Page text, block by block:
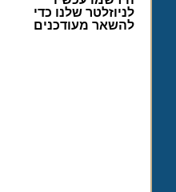
לניוזלטר שלנו כדי
להשאר מעודכנים